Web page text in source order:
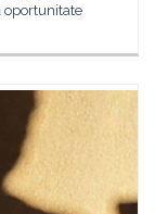
oportunitate